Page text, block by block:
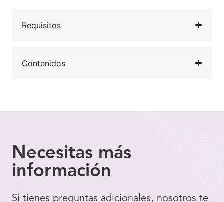
Requisitos
Contenidos
Necesitas más
información
Si tienes preguntas adicionales, nosotros te